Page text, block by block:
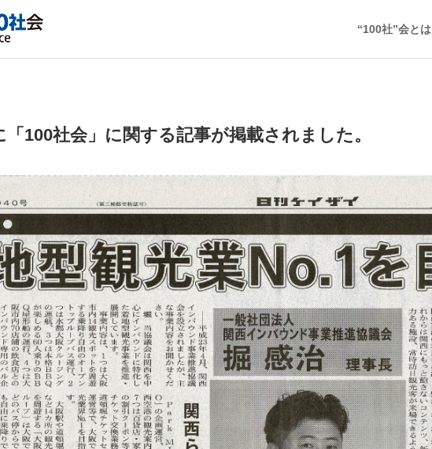
“100社”会とは
「100社会」に関する記事が掲載されました。